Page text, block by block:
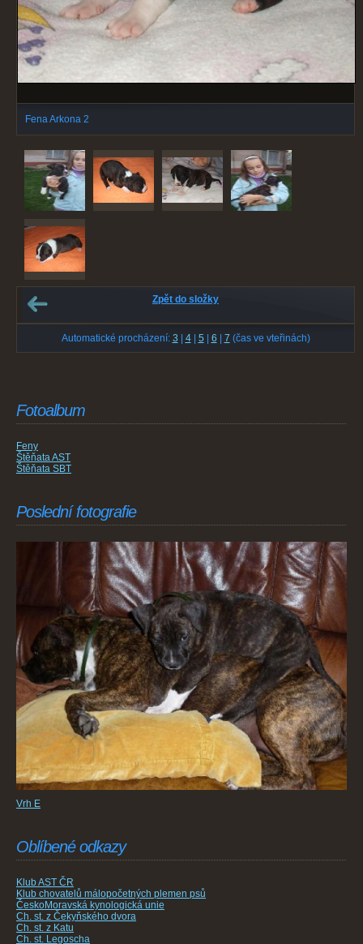
Fena Arkona 2
Zpět do složky
Automatické procházení: 3 4| 5 6 7 (čas ve vteřinách)
Fotoalbum
Feny
Štěňata AST
Štěňata SBT
Poslední fotografie
Vrh E
Oblíbené odkazy
Klub AST ČR
Klub chovatelů málopočetných plemen psů
ČeskoMoravská kynologická unie
Ch. st. z Čekyňského dvora
Ch. st. z Katu
Ch. st. Legoscha